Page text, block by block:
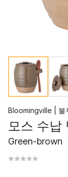
Bloomingville | 블
모스 수납
Green-brown